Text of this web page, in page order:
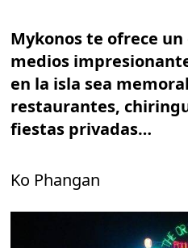
Mykonos te ofrece
medios
en la isla sea
restaurantes,
fiestas privadas…
Ko Phangan